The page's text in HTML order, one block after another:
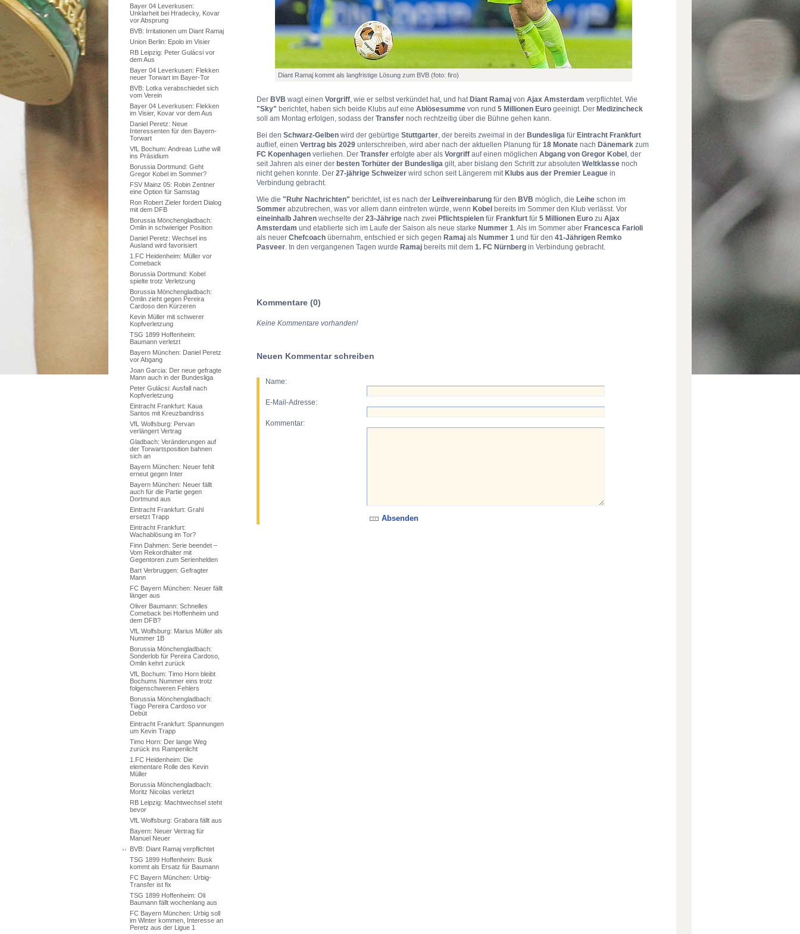
Bayer 04 Leverkusen:
Unklarheit bei Hradecky, Kovar
vor Absprung
BVB: Irritationen um Diant Ramaj
Union Berlin: Epolo im Visier
RB Leipzig: Peter Gulácsi vor
dem Aus
Bayer 04 Leverkusen: Flekken
neuer Torwart im Bayer-Tor
BVB: Lotka verabschiedet sich
vom Verein
Bayer 04 Leverkusen: Flekken
im Visier, Kovar vor dem Aus
Daniel Peretz: Neue
Interessenten für den Bayern-
Torwart
VfL Bochum: Andreas Luthe will
ins Präsidium
Borussia Dortmund: Geht
Gregor Kobel im Sommer?
FSV Mainz 05: Robin Zentner
eine Option für Samstag
Ron Robert Zieler fordert Dialog
mit dem DFB
Borussia Mönchengladbach:
Omlin in schwieriger Position
Daniel Peretz: Wechsel ins
Ausland wird favorisiert
1.FC Heidenheim: Müller vor
Comeback
Borussia Dortmund: Kobel
spielte trotz Verletzung
Borussia Mönchengladbach:
Omlin zieht gegen Pereira
Cardoso den Kürzeren
Kevin Müller mit schwerer
Kopfverletzung
TSG 1899 Hoffenheim:
Baumann verletzt
Bayern München: Daniel Peretz
vor Abgang
Joan Garcia: Der neue gefragte
Mann auch in der Bundesliga
Peter Gulácsi: Ausfall nach
Kopfverletzung
Eintracht Frankfurt: Kaua
Santos mit Kreuzbandriss
VfL Wolfsburg: Pervan
verlängert Vertrag
Gladbach: Veränderungen auf
der Torwartsposition bahnen
sich an
Bayern München: Neuer fehlt
erneut gegen Inter
Bayern München: Neuer fällt
auch für die Partie gegen
Dortmund aus
Eintracht Frankfurt: Grahl
ersetzt Trapp
Eintracht Frankfurt:
Wachablösung im Tor?
Finn Dahmen: Serie beendet –
Vom Rekordhalter mit
Gegentoren zum Serienhelden
Bart Verbruggen: Gefragter
Mann
FC Bayern München: Neuer fällt
länger aus
Oliver Baumann: Schnelles
Comeback bei Hoffenheim und
dem DFB?
VfL Wolfsburg: Marius Müller als
Nummer 1B
Borussia Mönchengladbach:
Sonderlob für Pereira Cardoso,
Omlin kehrt zurück
VfL Bochum: Timo Horn bleibt
Bochums Nummer eins trotz
folgenschweren Fehlers
Borussia Mönchengladbach:
Tiago Pereira Cardoso vor
Debüt
Eintracht Frankfurt: Spannungen
um Kevin Trapp
Timo Horn: Der lange Weg
zurück ins Rampenlicht
1.FC Heidenheim: Die
elementare Rolle des Kevin
Müller
Borussia Mönchengladbach:
Moritz Nicolas verletzt
RB Leipzig: Machtwechsel steht
bevor
VfL Wolfsburg: Grabara fällt aus
Bayern: Neuer Vertrag für
Manuel Neuer
BVB: Diant Ramaj verpflichtet
TSG 1899 Hoffenheim: Busk
kommt als Ersatz für Baumann
FC Bayern München: Urbig-
Transfer ist fix
TSG 1899 Hoffenheim: Oli
Baumann fällt wochenlang aus
FC Bayern München: Urbig soll
im Winter kommen, Interesse an
Peretz aus der Ligue 1
Diant Ramaj kommt als langfristige Lösung zum BVB (foto: firo)
Der BVB wagt einen Vorgriff, wie er selbst verkündet hat, und hat Diant Ramaj von Ajax Amsterdam verpflichtet. Wie
"Sky" berichtet, haben sich beide Klubs auf eine Ablösesumme von rund 5 Millionen Euro geeinigt. Der Medizincheck
soll am Montag erfolgen, sodass der Transfer noch rechtzeitig über die Bühne gehen kann.
Bei den Schwarz-Gelben wird der gebürtige Stuttgarter, der bereits zweimal in der Bundesliga für Eintracht Frankfurt
auflief, einen Vertrag bis 2029 unterschreiben, wird aber nach der aktuellen Planung für 18 Monate nach Dänemark zum
FC Kopenhagen verliehen. Der Transfer erfolgte aber als Vorgriff auf einen möglichen Abgang von Gregor Kobel , der
seit Jahren als einer der besten Torhüter der Bundesliga gilt, aber bislang den Schritt zur absoluten Weltklasse noch
nicht gehen konnte. Der 27-jährige Schweizer wird schon seit Längerem mit Klubs aus der Premier League in
Verbindung gebracht.
Wie die "Ruhr Nachrichten" berichtet, ist es nach der Leihvereinbarung für den BVB möglich, die Leihe schon im
Sommer abzubrechen, was vor allem dann eintreten würde, wenn Kobel bereits im Sommer den Klub verlässt. Vor
eineinhalb Jahren wechselte der 23-Jährige nach zwei Pflichtspielen für Frankfurt für 5 Millionen Euro zu Ajax
Amsterdam und etablierte sich im Laufe der Saison als neue starke Nummer 1. Als im Sommer aber Francesca Farioli
als neuer Chefcoach übernahm, entschied er sich gegen Ramaj als Nummer 1 und für den 41-Jährigen Remko
Pasveer. In den vergangenen Tagen wurde Ramaj bereits mit dem 1. FC Nürnberg in Verbindung gebracht.
Kommentare (0)
Keine Kommentare vorhanden!
Neuen Kommentar schreiben
Name:
E-Mail-Adresse:
Kommentar: